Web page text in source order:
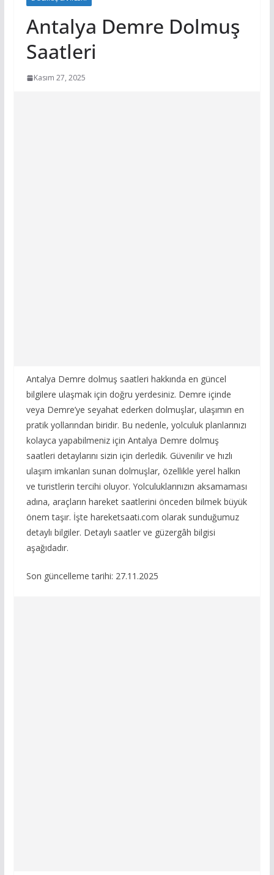
Antalya Demre Dolmuş
Saatleri
Kasım 27, 2025
Antalya Demre dolmuş saatleri hakkında en güncel
bilgilere ulaşmak için doğru yerdesiniz. Demre içinde
veya Demre’ye seyahat ederken dolmuşlar, ulaşımın en
pratik yollarından biridir. Bu nedenle, yolculuk planlarınızı
kolayca yapabilmeniz için Antalya Demre dolmuş
saatleri detaylarını sizin için derledik. Güvenilir ve hızlı
ulaşım imkanları sunan dolmuşlar, özellikle yerel halkın
ve turistlerin tercihi oluyor. Yolculuklarınızın aksamaması
adına, araçların hareket saatlerini önceden bilmek büyük
önem taşır. İşte hareketsaati.com olarak sunduğumuz
detaylı bilgiler. Detaylı saatler ve güzergâh bilgisi
aşağıdadır.
Son güncelleme tarihi: 27.11.2025